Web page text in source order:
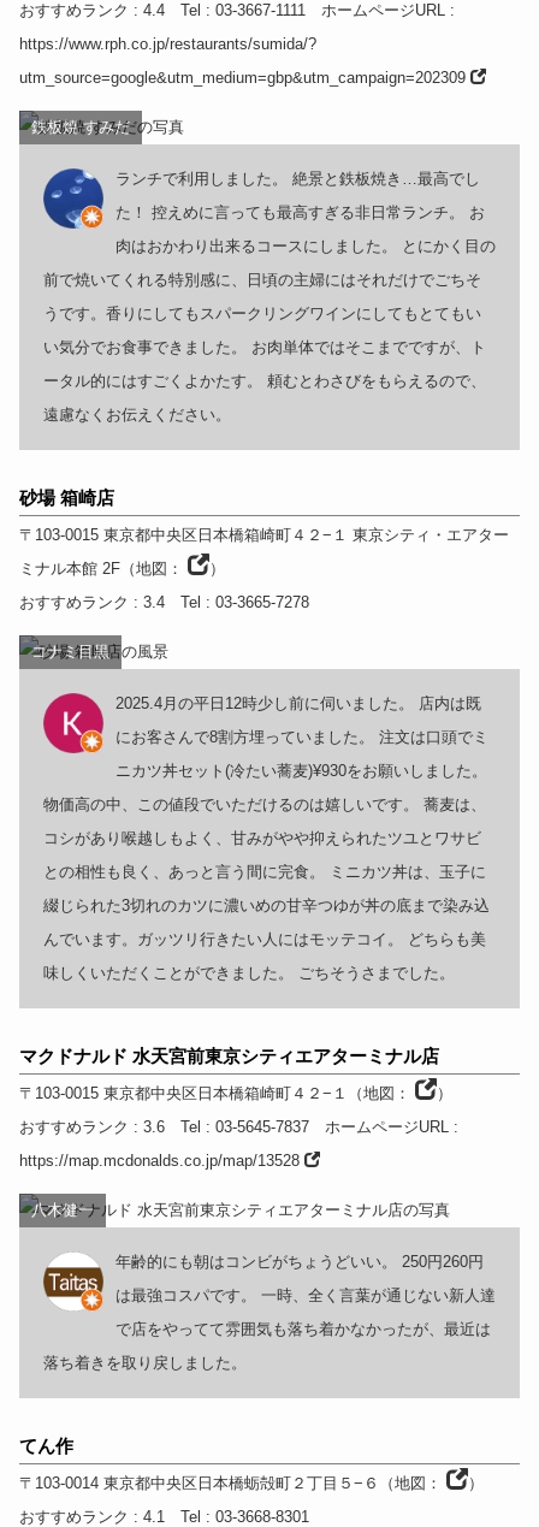
おすすめランク : 4.4 Tel : 03-3667-1111 ホームページURL:
https://www.rph.co.jp/restaurants/sumida/?
utm_source=google&utm_medium=gbp&utm_campaign=202309
鉄板焼 すみだ
ランチで利用しました。 絶景と鉄板焼き…最高でし
た！ 控えめに言っても最高すぎる非日常ランチ。 お
肉はおかわり出来るコースにしました。 とにかく目の
前で焼いてくれる特別感に、日頃の主婦にはそれだけでごちそ
うです。香りにしてもスパークリングワインにしてもとてもい
い気分でお食事できました。 お肉単体ではそこまでですが、ト
ータル的にはすごくよかたす。 頼むとわさびをもらえるので、
遠慮なくお伝えください。
砂場 箱崎店
〒103-0015 東京都中央区日本橋箱崎町４２−１ 東京シティ・エアター
ミナル本館 2F（地図：
）
おすすめランク : 3.4 Tel : 03-3665-7278
コナミ目黒
2025.4月の平日12時少し前に伺いました。 店内は既
にお客さんで8割方埋っていました。 注文は口頭でミ
ニカツ丼セット(冷たい蕎麦)¥930をお願いしました。
物価高の中、この値段でいただけるのは嬉しいです。 蕎麦は、
コシがあり喉越しもよく、甘みがやや抑えられたツユとワサビ
との相性も良く、あっと言う間に完食。 ミニカツ丼は、玉子に
綴じられた3切れのカツに濃いめの甘辛つゆが丼の底まで染み込
んでいます。ガッツリ行きたい人にはモッテコイ。 どちらも美
味しくいただくことができました。 ごちそうさまでした。
マクドナルド 水天宮前東京シティエアターミナル店
〒103-0015 東京都中央区日本橋箱崎町４２−１ （地図：
）
おすすめランク : 3.6 Tel : 03-5645-7837 ホームページURL:
https://map.mcdonalds.co.jp/map/13528
八木健一
年齢的にも朝はコンビがちょうどいい。 250円260円
は最強コスパです。 一時、全く言葉が通じない新人達
で店をやってて雰囲気も落ち着かなかったが、最近は
落ち着きを取り戻しました。
てん作
〒103-0014 東京都中央区日本橋蛎殻町２丁目５−６ （地図：
）
おすすめランク : 4.1 Tel : 03-3668-8301